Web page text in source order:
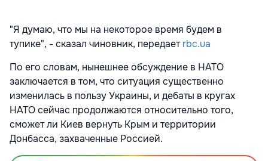
"Я думаю, что мы на некоторое время будем в
тупике", - сказал чиновник, передаетrbc.ua
По его словам, нынешнее обсуждение в НАТО
заключается в том, что ситуация существенно
изменилась в пользу Украины, и дебаты в кругах
НАТО сейчас продолжаются относительно того,
сможет ли Киев вернуть Крым и территории
Донбасса, захваченные Россией.